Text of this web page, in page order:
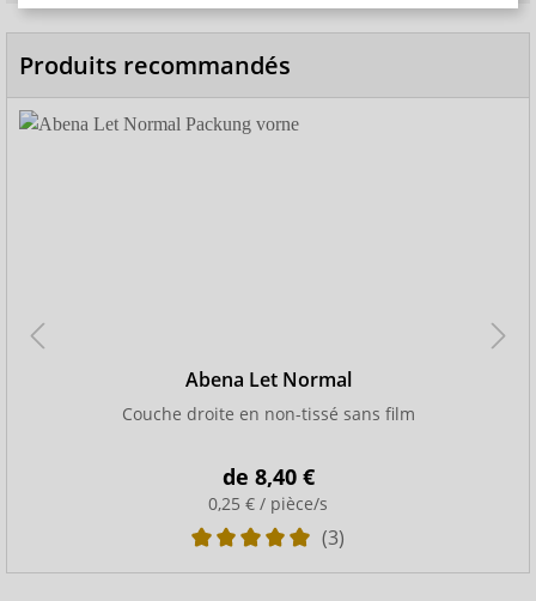
Produits recommandés
Abena Let Normal
Couche droite en non-tissé sans film
de 8,40 €
0,25 € / pièce/s
(3)